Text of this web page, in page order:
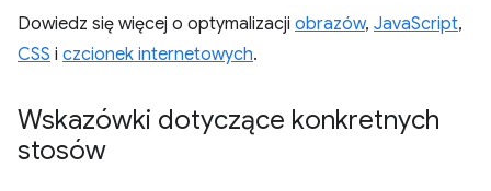
Dowiedz się więcej o optymalizacji obrazów, JavaScript,
CSS i czcionek internetowych.
Wskazówki dotyczące konkretnych
stosów